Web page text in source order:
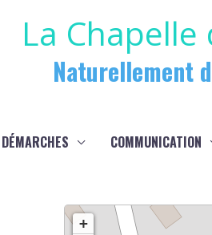
La Chapelle
Naturellement
COMMUNICATION
+